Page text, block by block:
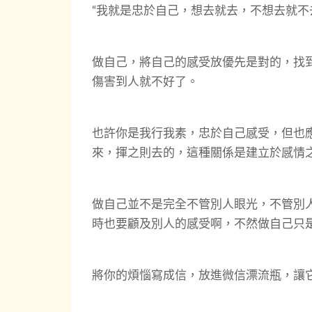
“我就是忠於自己，想去就去，不想去就不
做自己，將自己的感受放優先是對的，
傷害到人就不好了。
也許你是我行我素，忠於自己感受，但
來，揮之則去的，這種關係是建立於感情
做自己並不是完全不管別人眼光，不管
時也要顧及別人的感受啊，不然做自己只
將你的煩惱寫成信，放進微信漂流瓶，